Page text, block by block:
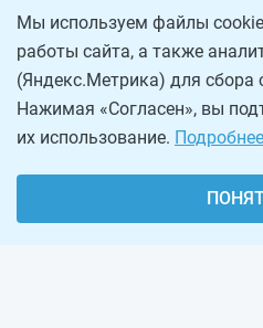
Мы используем файлы
работы сайта, а также
(Яндекс.Метрика) для сбора
Нажимая «Согласен», вы
их использование. Подробнее